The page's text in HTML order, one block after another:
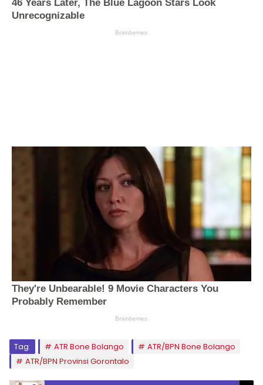
Tag: ATR Bone Bolango
ATR/BPN Bone Bolango
ATR/BPN Provinsi Gorontalo